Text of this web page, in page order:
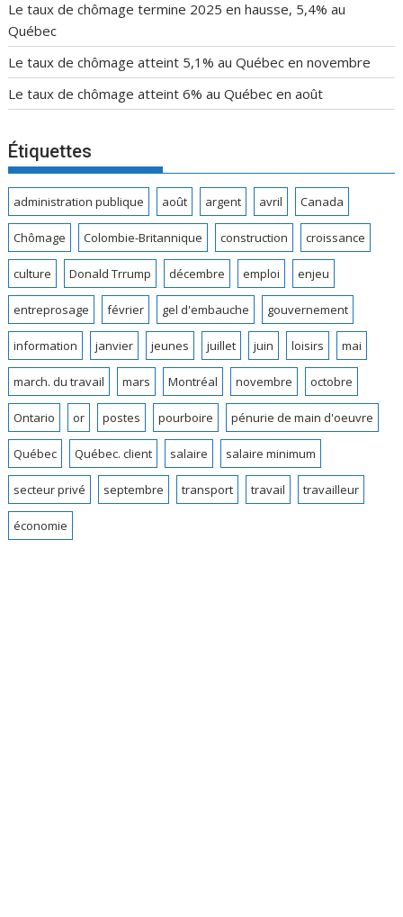
Le taux de chômage termine 2025 en hausse, 5,4% au
Québec
Le taux de chômage atteint 5,1% au Québec en novembre
Le taux de chômage atteint 6% au Québec en août
Étiquettes
administration publique août argent avril Canada
Chômage Colombie-Britannique construction croissance
culture Donald Trrump décembre emploi enjeu
entreprosage février gel d'embauche gouvernement
information janvier jeunes juillet juin loisirs mai
march. du travail mars Montréal novembre octobre
Ontario or postes pourboire pénurie de main d'oeuvre
Québec Québec. client salaire salaire minimum
secteur privé septembre transport travail travailleur
économie